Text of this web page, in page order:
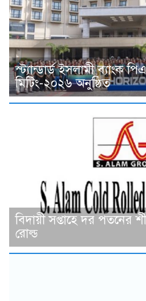
স্ট্যান্ডার্ড ইসলামী ব্যাংক
মিটিং-২০২৬ অনুষ্ঠিত
বিদায়ী সপ্তাহে দর পতনের
রোল্ড